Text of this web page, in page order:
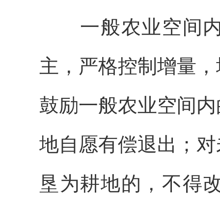
一般农业空间
主，严格控制增量
鼓励一般农业空间
地自愿有偿退出；
垦为耕地的，不得